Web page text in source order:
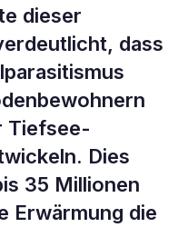
dieser
dass
Tiefsee-
Dies
35 Millionen
Erwärmung die